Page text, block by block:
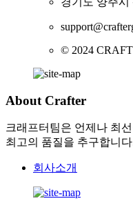
© 2024
About Crafter
크래프터팀은 언제나 최
최고의 품질을 추구합니
회사소개